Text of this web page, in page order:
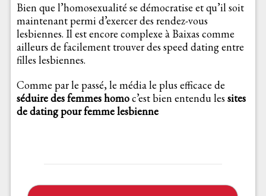
Bien que l’homosexualité se démocratise et qu’il soit
maintenant permi d’exercer des rendez-vous
lesbiennes. Il est encore complexe à Baixas comme
ailleurs de facilement trouver des speed dating entre
filles lesbiennes.
Comme par le passé, le média le plus efficace de
séduire des femmes homoc’est bien entendu les sites
de dating pour femme lesbienne